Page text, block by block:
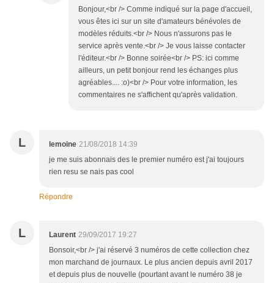
Bonjour,<br /> Comme indiqué sur la page d'accueil,
vous êtes ici sur un site d'amateurs bénévoles de
modèles réduits.<br /> Nous n'assurons pas le
service après vente.<br /> Je vous laisse contacter
l'éditeur.<br /> Bonne soirée<br /> PS: ici comme
ailleurs, un petit bonjour rend les échanges plus
agréables.... :o)<br /> Pour votre information, les
commentaires ne s'affichent qu'après validation.
L lemoine 21/08/2018 14:39
je me suis abonnais des le premier numéro est j'ai toujours
rien resu se nais pas cool
Répondre
L Laurent 29/09/2017 19:27
Bonsoir,<br /> j'ai réservé 3 numéros de cette collection chez
mon marchand de journaux. Le plus ancien depuis avril 2017
et depuis plus de nouvelle (pourtant avant le numéro 38 je